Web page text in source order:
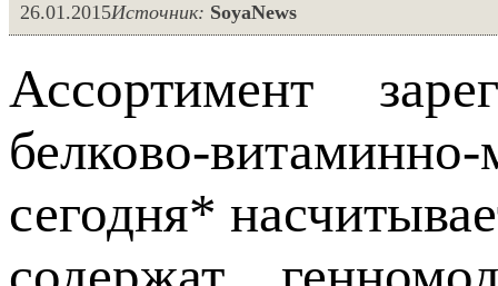
26.01.2015Источник: SoyaNews
Ассортимент
белково-
сегодня*